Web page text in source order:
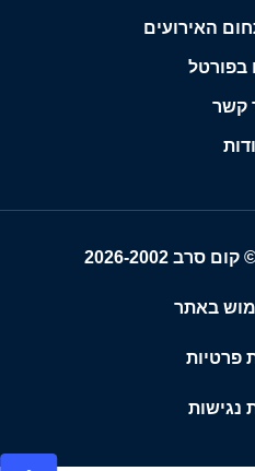
האירועים
בפורטל
קשר
2026-2002
באתר
פרטיות
נגישות